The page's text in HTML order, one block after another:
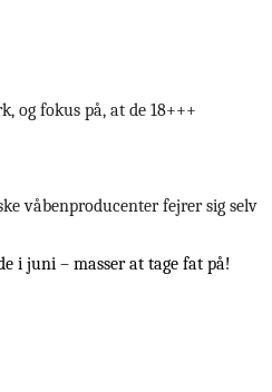
og fokus på, at de 18+++
våbenproducenter fejrer sig selv
i juni – masser at tage fat på!